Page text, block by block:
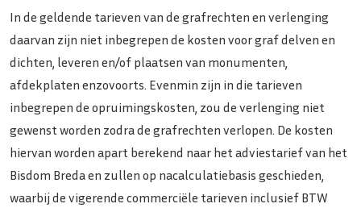
In de geldende tarieven van de grafrechten en verlenging
daarvan zijn niet inbegrepen de kosten voor graf delven en
dichten, leveren en/of plaatsen van monumenten,
afdekplaten enzovoorts. Evenmin zijn in die tarieven
inbegrepen de opruimingskosten, zou de verlenging niet
gewenst worden zodra de grafrechten verlopen. De kosten
hiervan worden apart berekend naar het adviestarief van het
Bisdom Breda en zullen op nacalculatiebasis geschieden,
waarbij de vigerende commerciële tarieven inclusief BTW